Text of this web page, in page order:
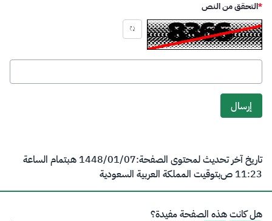
تحديث الكابتشا
من النصمطلوب
إرسال
آخر تحديث لمحتوى الصفحة:07‏/01‏/1448 هـ
بتمام الساعة
ص
بتوقيت المملكة العربية السعودية
كانت هذه الصفحة مفيدة؟